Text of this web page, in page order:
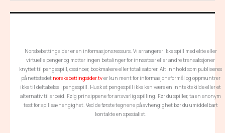
Norskebettingsider er en informasjonsressurs. Vi arrangerer ikke spill med ekte eller
virtuelle penger og mottar ingen betalinger for innsatser eller andre transaksjoner
knyttet til pengespill, casinoer, bookmakere eller totalisatorer. Alt innhold som publiseres
på nettstedet norskebettingsider.tver kun ment for informasjonsformål og oppmuntrer
ikke til deltakelse i pengespill. Husk at pengespill ikke kan være en inntektskilde eller et
alternativ til arbeid. Følg prinsippene for ansvarlig spilling. Før du spiller, ta en anonym
test for spilleavhengighet. Ved de første tegnene på avhengighet bør du umiddelbart
kontakte en spesialist.